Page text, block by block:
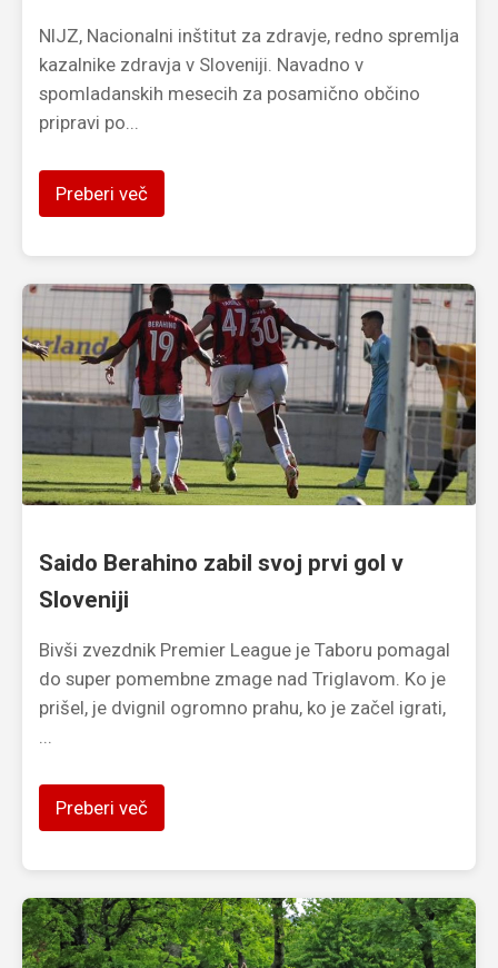
NIJZ, Nacionalni inštitut za zdravje, redno spremlja
kazalnike zdravja v Sloveniji. Navadno v
spomladanskih mesecih za posamično občino
pripravi po...
Preberi več
Saido Berahino zabil svoj prvi gol v
Sloveniji
Bivši zvezdnik Premier League je Taboru pomagal
do super pomembne zmage nad Triglavom. Ko je
prišel, je dvignil ogromno prahu, ko je začel igrati,
...
Preberi več